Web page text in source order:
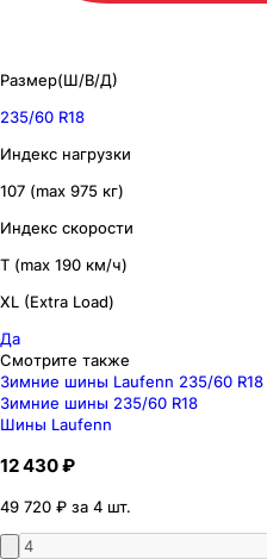
Размер(Ш/В/Д)
235/60 R18
Индекс нагрузки
107 (max 975 кг)
Индекс скорости
T (max 190 км/ч)
XL (Extra Load)
Да
Смотрите также
Зимние шины Laufenn 235/60 R18
Зимние шины 235/60 R18
Шины Laufenn
12 430 ₽
49 720 ₽ за 4 шт.